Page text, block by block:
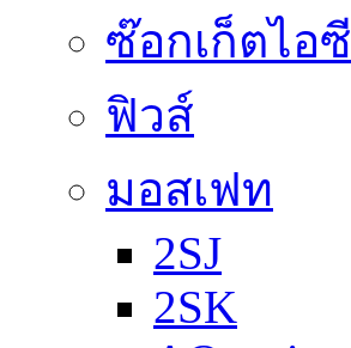
ซ๊อกเก็ตไอซี
ฟิวส์
มอสเฟท
2SJ
2SK